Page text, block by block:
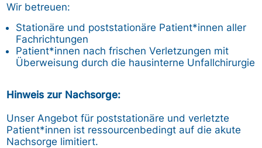
Wir betreuen:
Stationäre und poststationäre Patient*innen aller
Fachrichtungen
Patient*innen nach frischen Verletzungen mit
Überweisung durch die hausinterne Unfallchirurgie
Hinweis zur Nachsorge:
Unser Angebot für poststationäre und verletzte
Patient*innen ist ressourcenbedingt auf die akute
Nachsorge limitiert.